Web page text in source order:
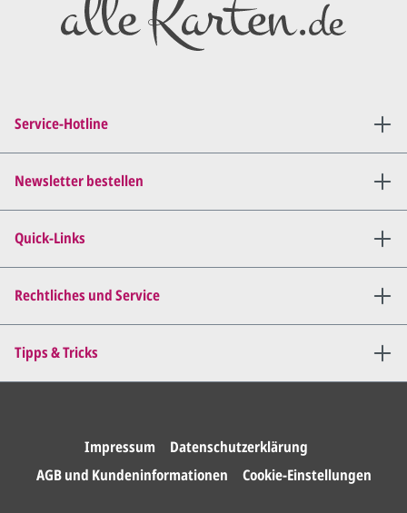
Service-Hotline
Rechtliches und Service
Tipps & Tricks
Quick-Links
Newsletter bestellen
Impressum
Datenschutzerklärung
AGB und Kundeninformationen
Cookie-Einstellungen